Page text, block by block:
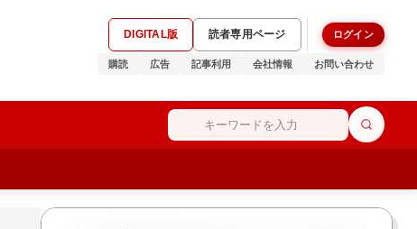
DIGITAL版 読者専用ページ ログイン
購読 広告 記事利用 会社情報 お問い合わせ